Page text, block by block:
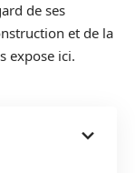
de ses
et de la
expose ici.